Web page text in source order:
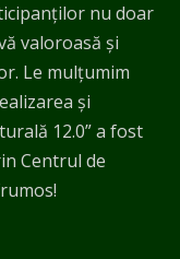
nu doar
valoroasă și
Le mulțumim
și
12.0” a fost
Centrul de